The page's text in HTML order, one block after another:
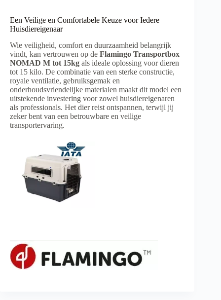
Een Veilige en Comfortabele Keuze voor Iedere
Huisdiereigenaar
Wie veiligheid, comfort en duurzaamheid belangrijk
vindt, kan vertrouwen op de Flamingo Transportbox
NOMAD M tot 15kg als ideale oplossing voor dieren
tot 15 kilo. De combinatie van een sterke constructie,
royale ventilatie, gebruiksgemak en
onderhoudsvriendelijke materialen maakt dit model een
uitstekende investering voor zowel huisdiereigenaren
als professionals. Het dier reist ontspannen, terwijl jij
zeker bent van een betrouwbare en veilige
transportervaring.